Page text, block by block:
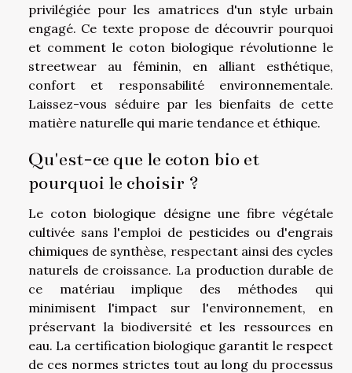
privilégiée pour les amatrices d'un style urbain
engagé. Ce texte propose de découvrir pourquoi
et comment le coton biologique révolutionne le
streetwear au féminin, en alliant esthétique,
confort et responsabilité environnementale.
Laissez-vous séduire par les bienfaits de cette
matière naturelle qui marie tendance et éthique.
Qu'est-ce que le coton bio et
pourquoi le choisir ?
Le coton biologique désigne une fibre végétale
cultivée sans l'emploi de pesticides ou d'engrais
chimiques de synthèse, respectant ainsi des cycles
naturels de croissance. La production durable de
ce matériau implique des méthodes qui
minimisent l'impact sur l'environnement, en
préservant la biodiversité et les ressources en
eau. La certification biologique garantit le respect
de ces normes strictes tout au long du processus